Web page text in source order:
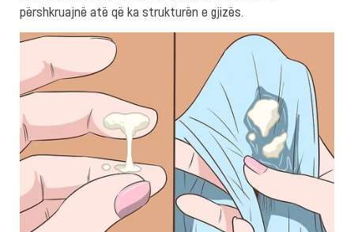
përshkruajnë atë që ka strukturën e gjizës.